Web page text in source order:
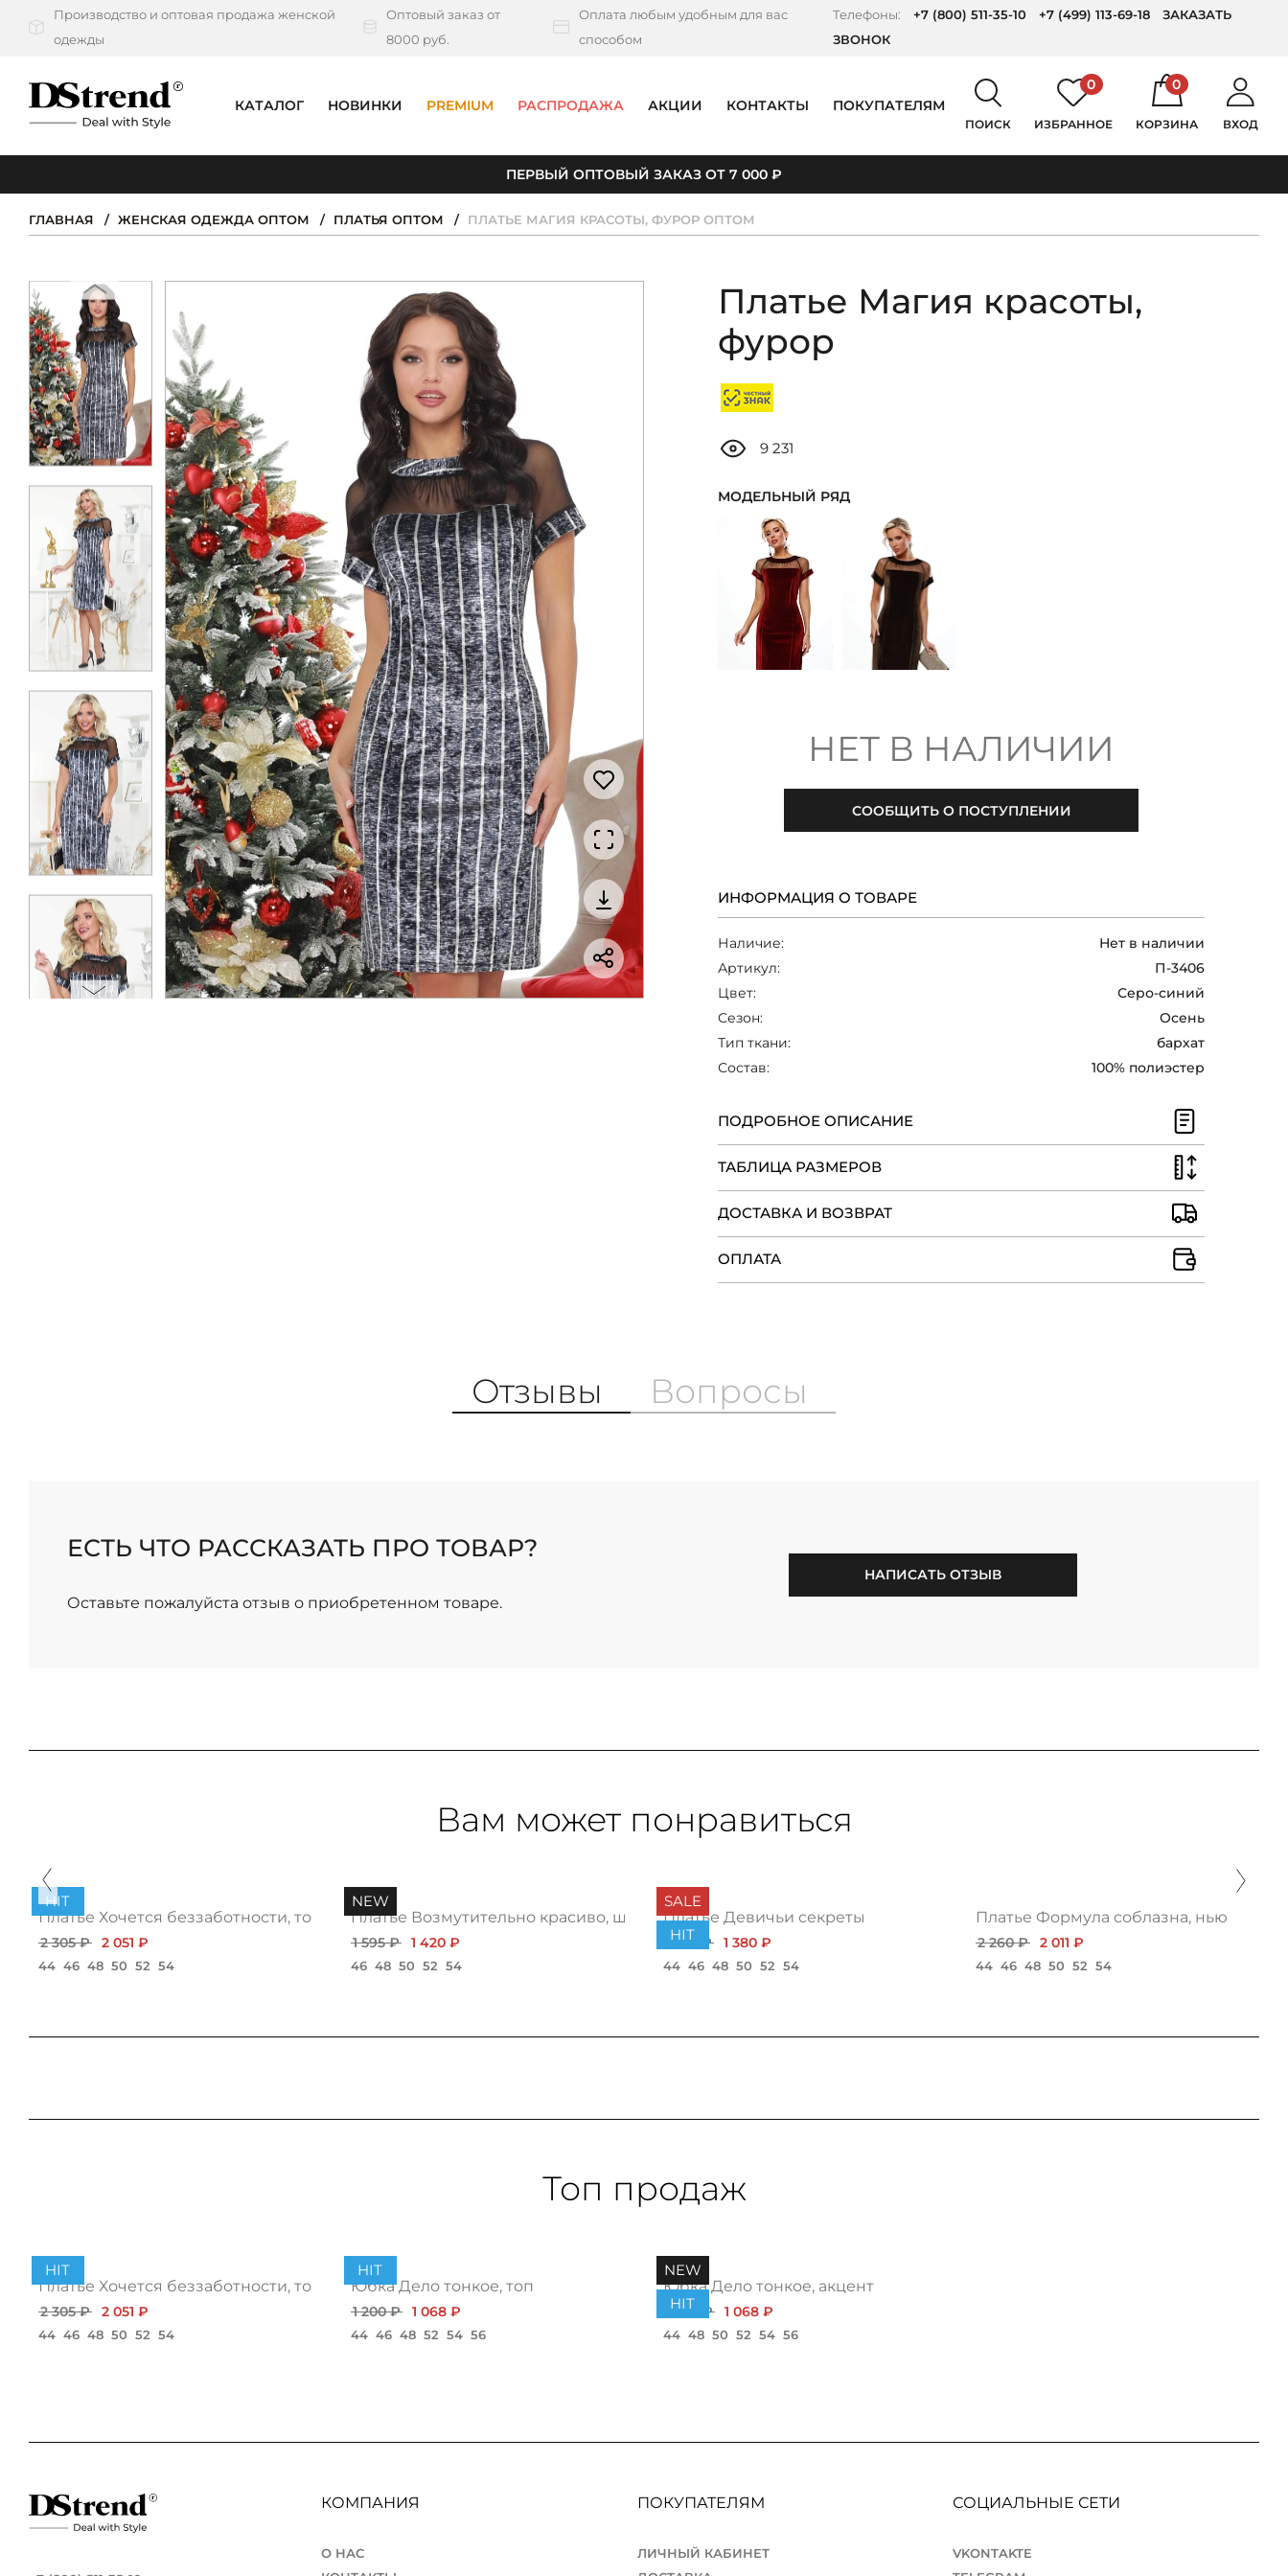
Производство и оптовая продажа женской
одежды
Оптовый заказ от
8000 руб.
Оплата любым удобным для вас
способом
Телефоны: +7 (800) 511-35-10 +7 (499) 113-69-18
ЗАКАЗАТЬ
ЗВОНОК
КАТАЛОГ НОВИНКИ PREMIUM РАСПРОДАЖА АКЦИИ КОНТАКТЫ ПОКУПАТЕЛЯМ
ПОИСК
0
ИЗБРАННОЕ
0
КОРЗИНА ВХОД
ПЕРВЫЙ ОПТОВЫЙ ЗАКАЗ ОТ 7 000 ₽
КАТАЛОГ
НОВИНКИ
PREMIUM
РАСПРОДАЖА
АКЦИИ
КОНТАКТЫ
ЖУРНАЛ
О НАС
СКИДКИ
ЧАСТО ЗАДАВАЕМЫЕ ВОПРОСЫ
ОПТОВЫМ ПОКУПАТЕЛЯМ
РОЗНИЧНЫМ ПОКУПАТЕЛЯМ
ДОСТАВКА
ОПЛАТА
ТАБЛИЦА РАЗМЕРОВ
ГЛАВНАЯ ЖЕНСКАЯ ОДЕЖДА ОПТОМ ПЛАТЬЯ ОПТОМ ПЛАТЬЕ МАГИЯ КРАСОТЫ, ФУРОР ОПТОМ
Платье Магия красоты,
фурор
9 231
МОДЕЛЬНЫЙ РЯД
НЕТ В НАЛИЧИИ
СООБЩИТЬ О ПОСТУПЛЕНИИ
ИНФОРМАЦИЯ О ТОВАРЕ
Наличие:
Нет в наличии
Артикул:
П-3406
Цвет:
Серо-синий
Сезон:
Осень
Тип ткани:
бархат
Состав:
100% полиэстер
ПОДРОБНОЕ ОПИСАНИЕ
ТАБЛИЦА РАЗМЕРОВ
ДОСТАВКА И ВОЗВРАТ
ОПЛАТА
Отзывы Вопросы
ЕСТЬ ЧТО РАССКАЗАТЬ ПРО ТОВАР?
Оставьте пожалуйста отзыв о приобретенном товаре.
НАПИСАТЬ ОТЗЫВ
Вам может понравиться
HIT
Платье Хочется беззаботности, топ
2 305 ₽ 2 051 ₽
44 46 48 50 52 54
NEW
Платье Возмутительно красиво, шарм нью
1 595 ₽ 1 420 ₽
46 48 50 52 54
SALE
HIT
Платье Девичьи секреты
1 595 ₽ 1 380 ₽
44 46 48 50 52 54
Платье Формула соблазна, нью
2 260 ₽ 2 011 ₽
44 46 48 50 52 54
Топ продаж
HIT
Платье Хочется беззаботности, топ
2 305 ₽ 2 051 ₽
44 46 48 50 52 54
HIT
Юбка Дело тонкое, топ
1 200 ₽ 1 068 ₽
44 46 48 52 54 56
NEW
HIT
Юбка Дело тонкое, акцент
1 200 ₽ 1 068 ₽
44 48 50 52 54 56
КОМПАНИЯ
О НАС
ПОКУПАТЕЛЯМ
ЛИЧНЫЙ КАБИНЕТ
СОЦИАЛЬНЫЕ СЕТИ
VKONTAKTE